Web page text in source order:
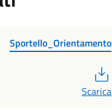
Sportello_Orientamento
Scarica